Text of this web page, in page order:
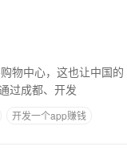
物中心，这也让中国的
过成都、开发
开发一个app赚钱